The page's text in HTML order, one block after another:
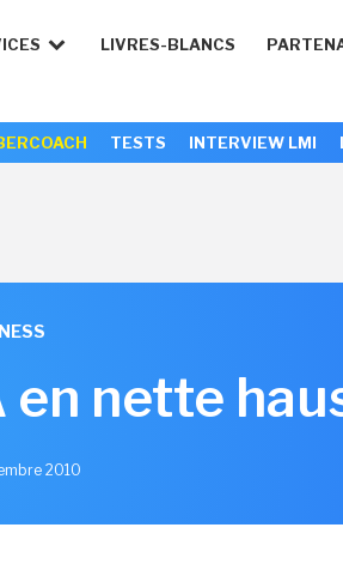
LIVRES-BLANCS
TESTS INTERVIEW LMI
nette
2010